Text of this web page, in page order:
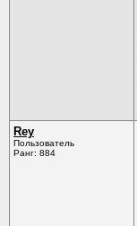
Rey
Пользователь
Ранг: 884